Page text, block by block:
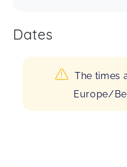
Dates
The times
Europe/